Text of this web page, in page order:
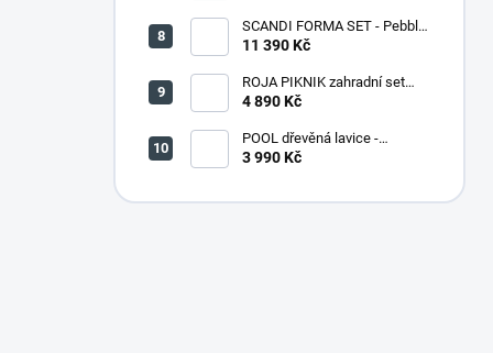
SCANDI FORMA SET - Pebble
grey/Soft biege
11 390 Kč
ROJA PIKNIK zahradní set
dřevěný - 160 cm - lakovaný
4 890 Kč
POOL dřevěná lavice -
PŘÍRODNÍ
3 990 Kč